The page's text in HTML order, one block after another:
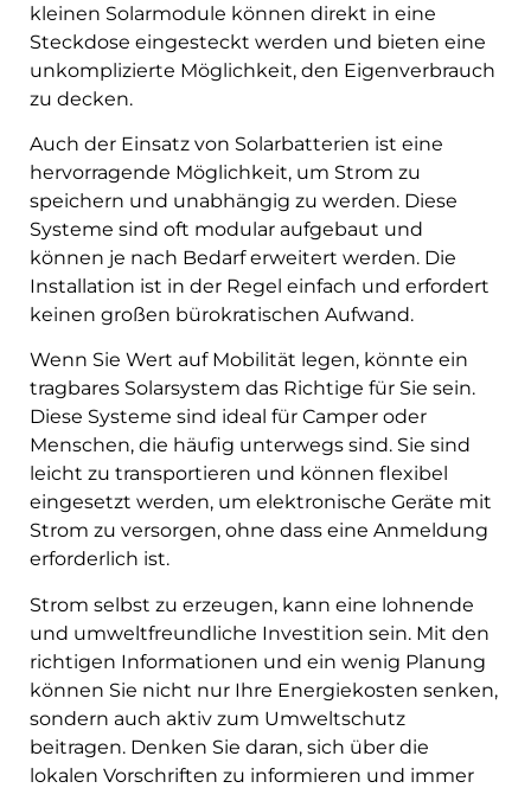
kleinen Solarmodule können direkt in eine
Steckdose eingesteckt werden und bieten eine
unkomplizierte Möglichkeit, den Eigenverbrauch
zu decken.
Auch der Einsatz von Solarbatterien ist eine
hervorragende Möglichkeit, um Strom zu
speichern und unabhängig zu werden. Diese
Systeme sind oft modular aufgebaut und
können je nach Bedarf erweitert werden. Die
Installation ist in der Regel einfach und erfordert
keinen großen bürokratischen Aufwand.
Wenn Sie Wert auf Mobilität legen, könnte ein
tragbares Solarsystem das Richtige für Sie sein.
Diese Systeme sind ideal für Camper oder
Menschen, die häufig unterwegs sind. Sie sind
leicht zu transportieren und können flexibel
eingesetzt werden, um elektronische Geräte mit
Strom zu versorgen, ohne dass eine Anmeldung
erforderlich ist.
Strom selbst zu erzeugen, kann eine lohnende
und umweltfreundliche Investition sein. Mit den
richtigen Informationen und ein wenig Planung
können Sie nicht nur Ihre Energiekosten senken,
sondern auch aktiv zum Umweltschutz
beitragen. Denken Sie daran, sich über die
lokalen Vorschriften zu informieren und immer